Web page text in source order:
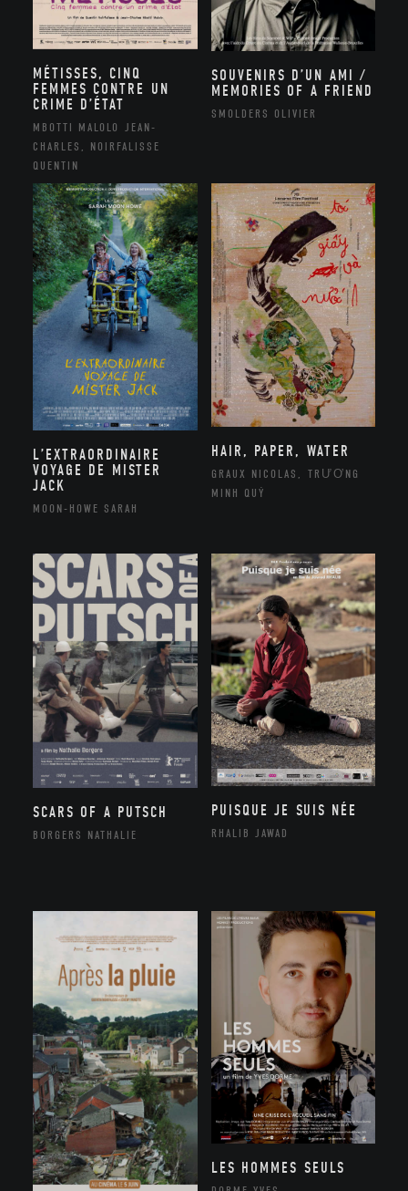
MÉTISSES, CINQ
FEMMES CONTRE UN
CRIME D’ÉTAT
MBOTTI MALOLO JEAN-
CHARLES, NOIRFALISSE
QUENTIN
SOUVENIRS D’UN AMI /
MEMORIES OF A FRIEND
SMOLDERS OLIVIER
L’EXTRAORDINAIRE
VOYAGE DE MISTER
JACK
MOON-HOWE SARAH
HAIR, PAPER, WATER
GRAUX NICOLAS, TRƯƠNG
MINH QUÝ
SCARS OF A PUTSCH
BORGERS NATHALIE
PUISQUE JE SUIS NÉE
RHALIB JAWAD
LES HOMMES SEULS